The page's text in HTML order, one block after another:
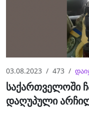
03.08.2023 473
საქართველოში
დაღუპული